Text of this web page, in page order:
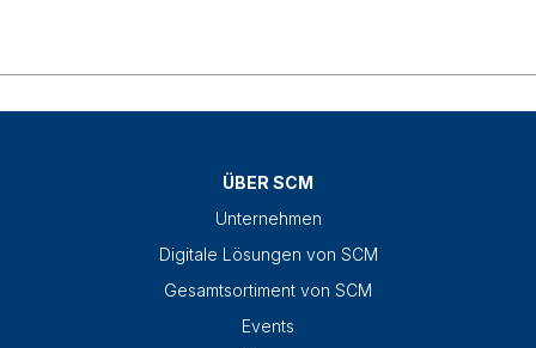
ÜBER SCM
Unternehmen
Digitale Lösungen von SCM
Gesamtsortiment von SCM
Events